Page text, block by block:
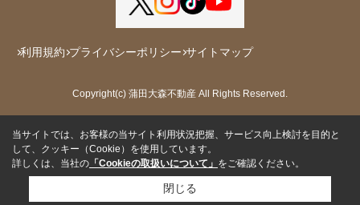
利用規約 プライバシーポリシー サイトマップ
Copyright(c) 蒲田大森不動産 All Rights Reserved.
当サイトでは、お客様の当サイト利用状況把握、サービス向上検討を目的と
して、クッキー（Cookie）を使用しています。
詳しくは、当社の 「Cookieの取扱いについて」 をご確認ください。
閉じる